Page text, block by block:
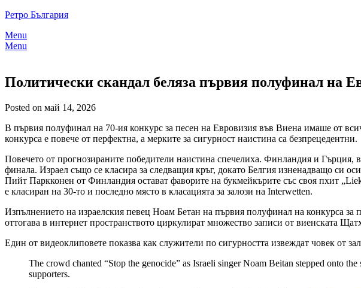
Skip
content
Ретро България
Menu
Menu
Политически скандал беляза първия полуфинал на
Posted on май 14, 2026
В първия полуфинал на 70-ия конкурс за песен на Евровизия във Виена имаше от
конкурса е повече от перфектна, а мерките за сигурност наистина са безпрецедентни.
Повечето от прогнозираните победители наистина спечелиха. Финландия и
финала. Израел също се класира за следващия кръг, докато Белгия изненадващо си
Пийт Паркконен от Финландия остават фаворите на букмейкърите със своя пхит
е класиран на 30-то и последно място в класацията за залози на Interwetten.
Изпълнението на израелския певец Ноам Бетан на първия полуфинал на конкурса
оттогава в интернет пространството циркулират множество записи от виенската
Един от видеоклиповете показва как служители по сигурността извеждат човек от
The crowd chanted “Stop the genocide” as Israeli singer Noam Beitan stepped onto
supporters.